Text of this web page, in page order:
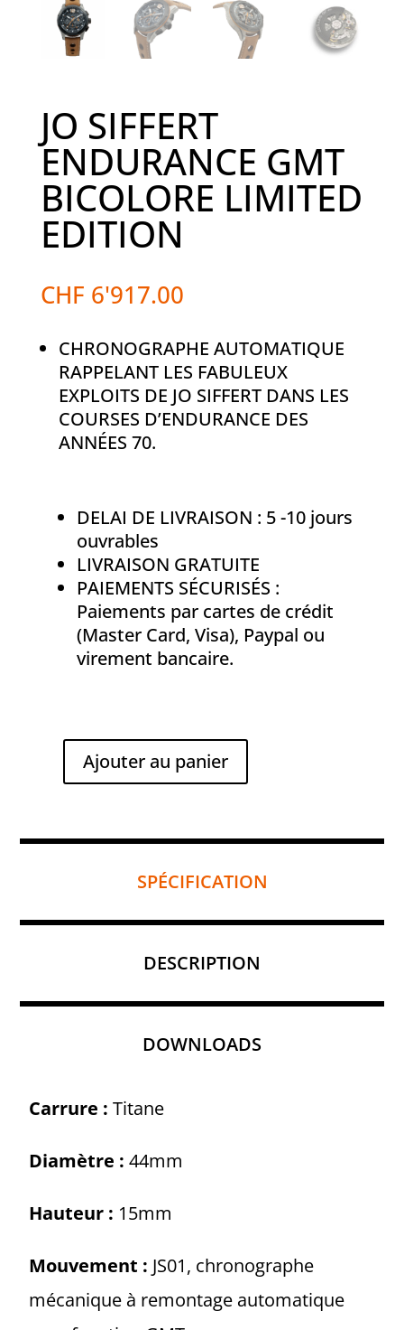
JO SIFFERT
ENDURANCE GMT
BICOLORE LIMITED
EDITION
CHF 6'917.00
CHRONOGRAPHE AUTOMATIQUE
RAPPELANT LES FABULEUX
EXPLOITS DE JO SIFFERT DANS LES
COURSES D’ENDURANCE DES
ANNÉES 70.
DELAI DE LIVRAISON : 5 -10 jours
ouvrables
LIVRAISON GRATUITE
PAIEMENTS SÉCURISÉS :
Paiements par cartes de crédit
(Master Card, Visa), Paypal ou
virement bancaire.
quantité
Jo
GMT
Ajouter au panier
SPÉCIFICATION
DESCRIPTION
DOWNLOADS
Carrure : Titane
Diamètre : 44mm
Hauteur : 15mm
Mouvement : JS01, chronographe
mécanique à remontage automatique